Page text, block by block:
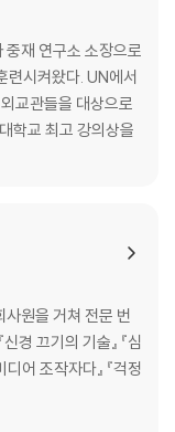
는 무엇일까요? 271
재 연구소 소장으로
련시켜왔다. UN에서
교관들을 대상으로
학교 최고 강의상을
원을 거쳐 전문 번
경 끄기의 기술』 『심
어 조작자다』 『걱정